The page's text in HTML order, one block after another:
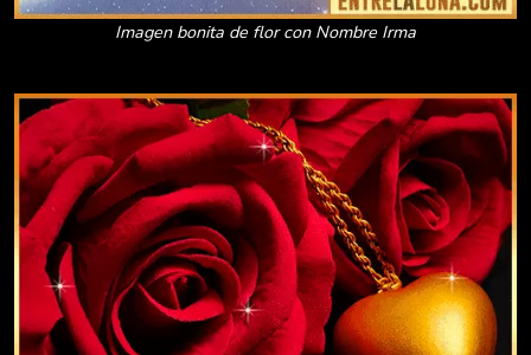
Imagen bonita de flor con Nombre Irma